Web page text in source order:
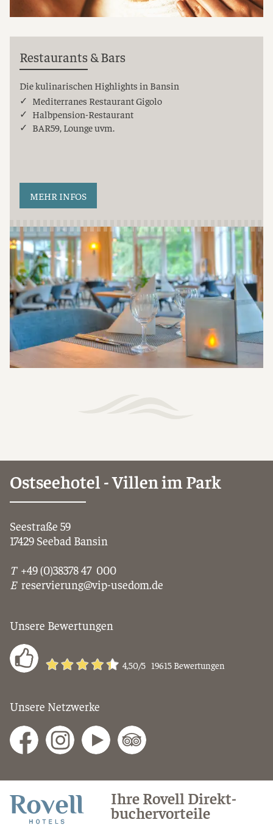
Restaurants & Bars
Die kulinarischen Highlights in Bansin
Mediterranes Restaurant Gigolo
Halbpension-Restaurant
BAR59, Lounge uvm.
MEHR INFOS
Ostseehotel - Villen im Park
Seestraße 59
17429 Seebad Bansin
T +49 (0)38378 47 000
E reservierung@vip-usedom.de
Unsere Bewertungen
4,50/5 19615Bewertungen
Unsere Netzwerke
Rovell Ihre Rovell Direkt­
bucher­vor­teile